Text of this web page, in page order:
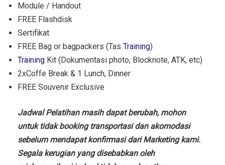
Module / Handout
FREE Flashdisk
Sertifikat
FREE Bag or bagpackers (Tas Training)
Training Kit (Dokumentasi photo, Blocknote, ATK, etc)
2xCoffe Break & 1 Lunch, Dinner
FREE Souvenir Exclusive
Jadwal Pelatihan masih dapat berubah, mohon
untuk tidak booking transportasi dan akomodasi
sebelum mendapat konfirmasi dari Marketing kami.
Segala kerugian yang disebabkan oleh